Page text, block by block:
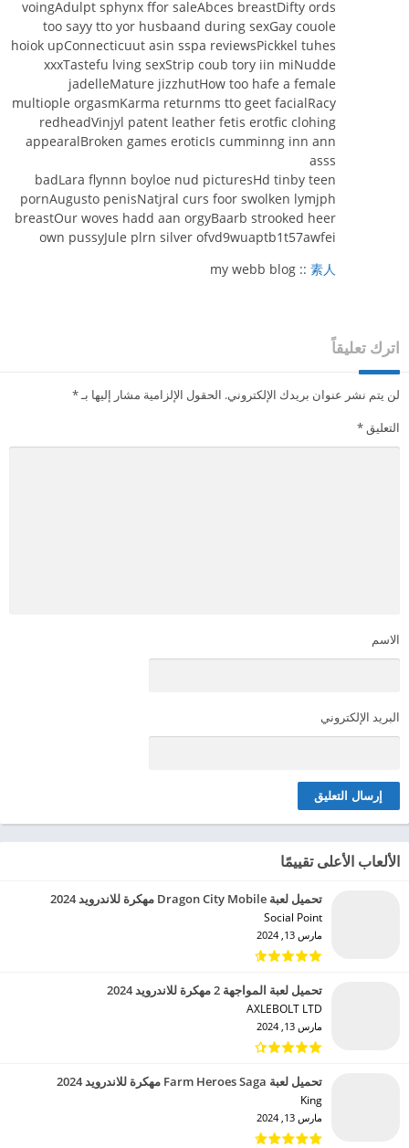
voingAdulpt sphynx ffor saleAbces breastDifty ords
too sayy tto yor husbaand during sexGay couole
hoiok upConnecticuut asin sspa reviewsPickkel tuhes
xxxTastefu lving sexStrip coub tory iin miNudde
jadelleMature jizzhutHow too hafe a female
multiople orgasmKarma returnms tto geet facialRacy
redheadVinjyl patent leather fetis erotfic clohing
appearalBroken games eroticIs cumminng inn ann
asss
badLara flynnn boyloe nud picturesHd tinby teen
pornAugusto penisNatjral curs foor swolken lymjph
breastOur woves hadd aan orgyBaarb strooked heer
own pussyJule plrn silver ofvd9wuaptb1t57awfei
my webb blog :: 素人
اترك تعليقاً
لن يتم نشر عنوان بريدك الإلكتروني. الحقول الإلزامية مشار إليها بـ*
التعليق *
الاسم
البريد الإلكتروني
الألعاب الأعلى تقييمًا
تحميل لعبة Dragon City Mobile مهكرة للاندرويد 2024
Social Point‏
مارس 13, 2024
تحميل لعبة المواجهة 2 مهكرة للاندرويد 2024
AXLEBOLT LTD‏
مارس 13, 2024
تحميل لعبة Farm Heroes Saga مهكرة للاندرويد 2024
King‏
مارس 13, 2024